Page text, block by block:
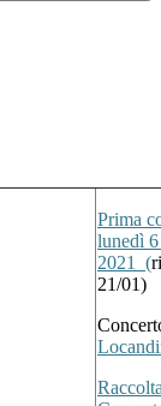
Prima
lunedì
2021 (
21/01)